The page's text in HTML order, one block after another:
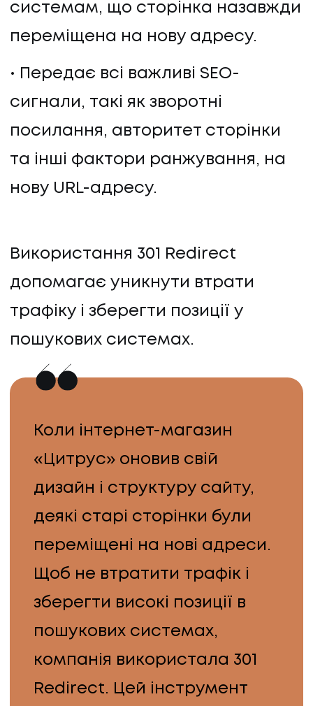
системам, що сторінка назавжди
переміщена на нову адресу.
Передає всі важливі SEO-
сигнали, такі як зворотні
посилання, авторитет сторінки
та інші фактори ранжування, на
нову URL-адресу.
Використання 301 Redirect
допомагає уникнути втрати
трафіку і зберегти позиції у
пошукових системах.
Коли інтернет-магазин
«Цитрус» оновив свій
дизайн і структуру сайту,
деякі старі сторінки були
переміщені на нові адреси.
Щоб не втратити трафік і
зберегти високі позиції в
пошукових системах,
компанія використала 301
Redirect. Цей інструмент
ПОСЛУГИ
ПОСЛУГИ
КЕЙСИ
КЕЙСИ
ПРО НАС